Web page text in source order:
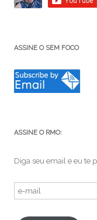
ASSINE O SEM FOCO
ASSINE O RMO:
Diga seu email e eu te
e-